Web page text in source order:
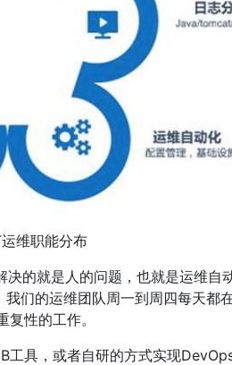
维职能分布
的就是人的问题，也就是运维自
们的运维团队周一到周四每天都
性的工作。
具，或者自研的方式实现